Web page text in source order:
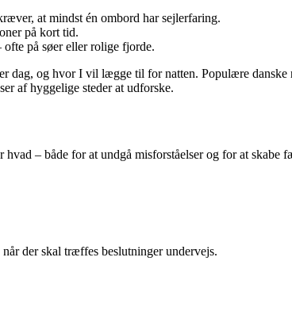
at mindst én ombord har sejlerfaring.
på kort tid.
på søer eller rolige fjorde.
dag, og hvor I vil lægge til for natten. Populære danske
af hyggelige steder at udforske.
– både for at undgå misforståelser og for at skabe
der skal træffes beslutninger undervejs.